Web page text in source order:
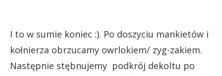
I to w sumie koniec :). Po doszyciu mankietów i
kołnierza obrzucamy owrlokiem/ zyg-zakiem.
Następnie stębnujemy podkrój dekoltu po